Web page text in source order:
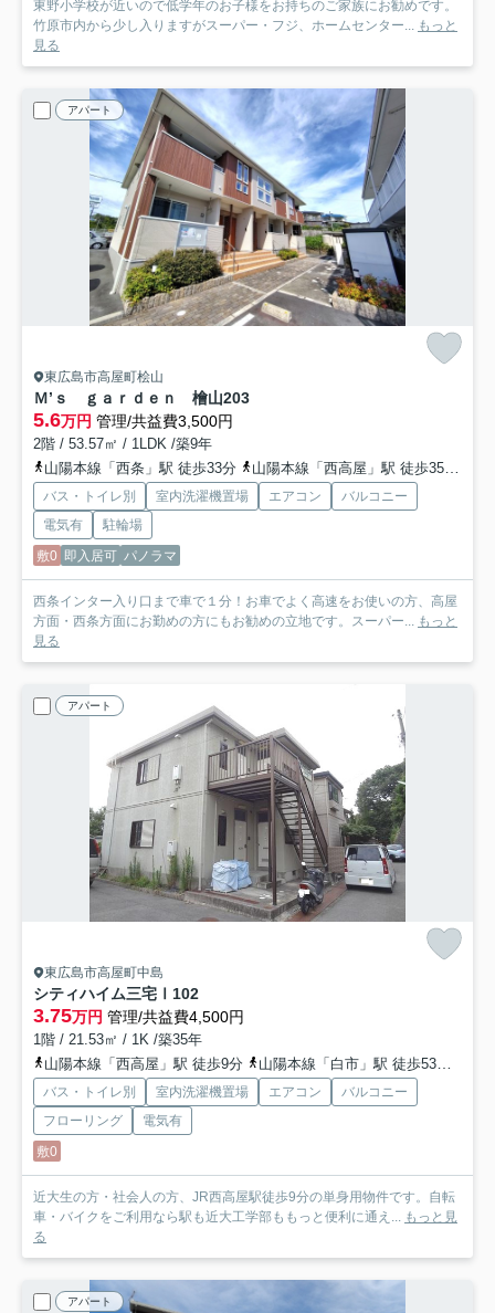
東野小学校が近いので低学年のお子様をお持ちのご家族にお勧めです。
竹原市内から少し入りますがスーパー・フジ、ホームセンター... もっと
見る
アパート
東広島市高屋町桧山
Ｍ’ｓ ｇａｒｄｅｎ 檜山203
5.6万円 管理/共益費3,500円
2階 / 53.57㎡ / 1LDK /築9年
山陽本線「西条」駅 徒歩33分
山陽本線「西高屋」駅 徒歩35分車6分 2.8km
バス・トイレ別 室内洗濯機置場 エアコン
バルコニー
電気有
駐輪場
敷0 即入居可 パノラマ
西条インター入り口まで車で１分！お車でよく高速をお使いの方、高屋
方面・西条方面にお勤めの方にもお勧めの立地です。スーパー... もっと
見る
アパート
東広島市高屋町中島
シティハイム三宅Ⅰ 102
3.75万円 管理/共益費4,500円
1階 / 21.53㎡ / 1K /築35年
山陽本線「西高屋」駅 徒歩9分
山陽本線「白市」駅 徒歩53分
バス・トイレ別 室内洗濯機置場 エアコン
バルコニー
フローリング
電気有
敷0
近大生の方・社会人の方、JR西高屋駅徒歩9分の単身用物件です。自転
車・バイクをご利用なら駅も近大工学部ももっと便利に通え... もっと見
る
アパート